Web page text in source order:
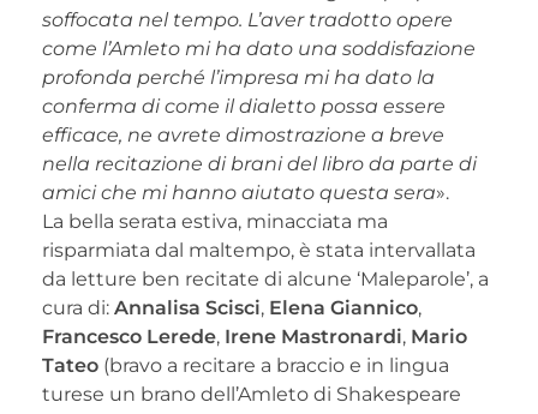
soffocata nel tempo. L’aver tradotto opere
come l’Amleto mi ha dato una soddisfazione
profonda perché l’impresa mi ha dato la
conferma di come il dialetto possa essere
efficace, ne avrete dimostrazione a breve
nella recitazione di brani del libro da parte di
amici che mi hanno aiutato questa sera».
La bella serata estiva, minacciata ma
risparmiata dal maltempo, è stata intervallata
da letture ben recitate di alcune ‘Maleparole’, a
cura di: Annalisa Scisci, Elena Giannico,
Francesco Lerede, Irene Mastronardi, Mario
Tateo (bravo a recitare a braccio e in lingua
turese un brano dell’Amleto di Shakespeare